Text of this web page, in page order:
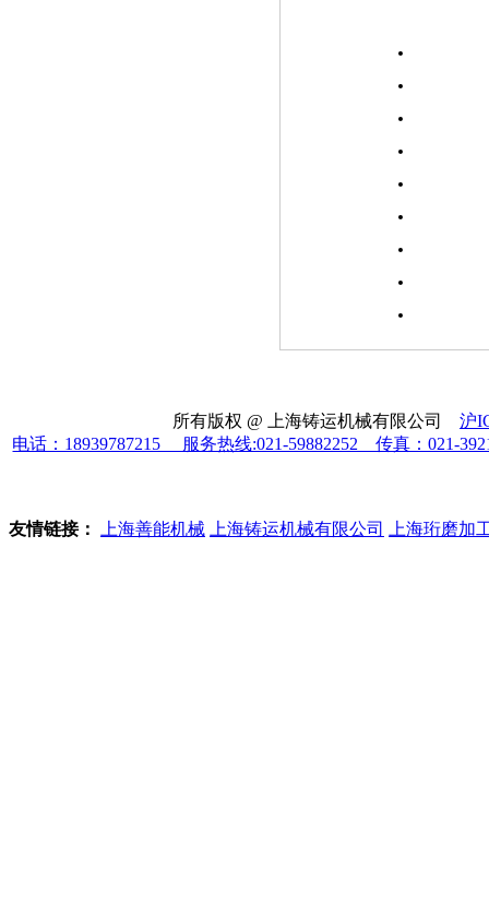
所有版权 @ 上海铸运机械有限公司 沪
电话：18939787215 服务热线:021-59882252 传真：021-
友情链接： 上海善能机械 上海铸运机械有限公司 上海珩磨加